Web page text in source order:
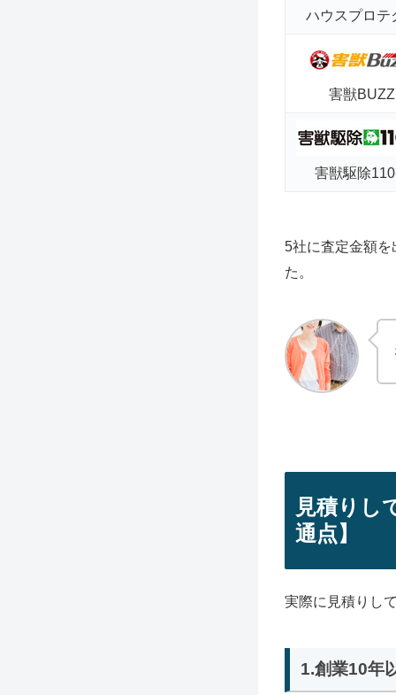
ハウスプロテ
害獣BUZZ
害獣駆除
5社に査定金額
た。
見積りし
通点】
実際に見積りし
1.創業10年